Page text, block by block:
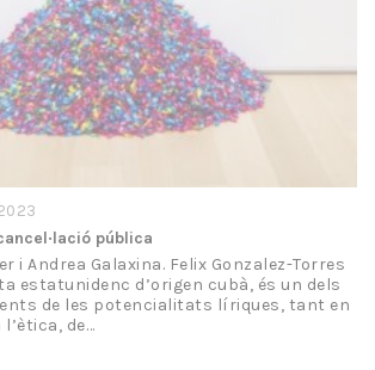
pública
i Andrea Galaxina. Felix Gonzalez-Torres
estatunidenc d’origen cubà, és un dels
de les potencialitats líriques, tant en
de…